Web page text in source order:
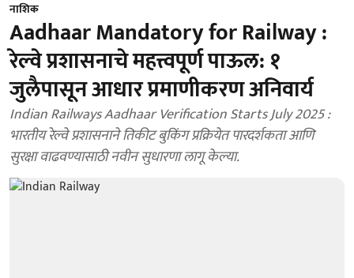
नाशिक
Aadhaar Mandatory for Railway :
रेल्वे प्रशासनाचे महत्त्वपूर्ण पाऊल: १
जुलैपासून आधार प्रमाणीकरण अनिवार्य
Indian Railways Aadhaar Verification Starts July 2025 :
भारतीय रेल्वे प्रशासनाने तिकीट बुकिंग प्रक्रियेत पारदर्शकता आणि
सुरक्षा वाढवण्यासाठी नवीन सुधारणा लागू केल्या.